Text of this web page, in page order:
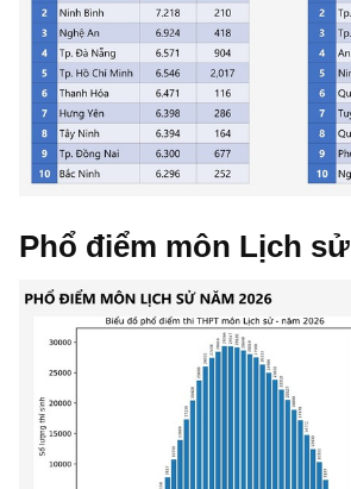
Phổ điểm môn Lịch sử